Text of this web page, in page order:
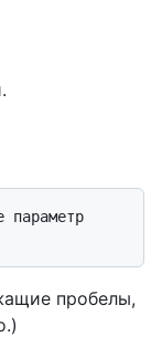
пробелы,